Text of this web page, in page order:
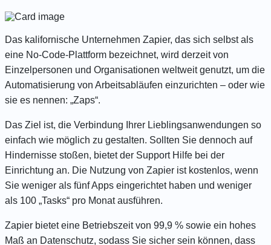
Das kalifornische Unternehmen Zapier, das sich selbst als
eine No-Code-Plattform bezeichnet, wird derzeit von
Einzelpersonen und Organisationen weltweit genutzt, um die
Automatisierung von Arbeitsabläufen einzurichten – oder wie
sie es nennen: „Zaps“.
Das Ziel ist, die Verbindung Ihrer Lieblingsanwendungen so
einfach wie möglich zu gestalten. Sollten Sie dennoch auf
Hindernisse stoßen, bietet der Support Hilfe bei der
Einrichtung an. Die Nutzung von Zapier ist kostenlos, wenn
Sie weniger als fünf Apps eingerichtet haben und weniger
als 100 „Tasks“ pro Monat ausführen.
Zapier bietet eine Betriebszeit von 99,9 % sowie ein hohes
Maß an Datenschutz, sodass Sie sicher sein können, dass